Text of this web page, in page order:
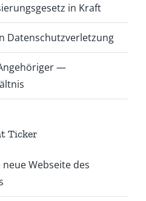
in Kraft
Datenschutzverletzung
—
Ticker
Webseite des